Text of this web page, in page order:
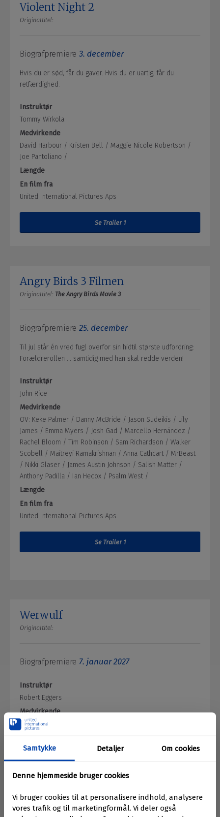
Violent Night 2
Originaltitel:
Biografpremiere 3. december
Hvis du er sød, får du gaver. Hvis du er uartig, får du
retfærdighed.
Instruktør
Tommy Wirkola
Medvirkende
David Harbour / Kristen Bell / Maggie Nicole Robertson /
Joe Pantoliano /
Længde
En film fra
United International Pictures Aps
Se Trailer 1
Angry Birds 3 Filmen
Originaltitel: The Angry Birds Movie 3
Biografpremiere 25. december
Til jul står én vred fugl overfor sin hidtil største udfordring:
Forældrerollen … samtidig med han skal redde verden!
Instruktør
John Rice
Medvirkende
OV: Keke Palmer / Danny McBride / Jason Sudeikis / Lily
James / Emma Myers / Josh Gad / Marcello Hernández /
Rachel Bloom / Tim Robinson / Sam Richardson / Walker
Scobell / Maitreyi Ramakrishnan / Anna Cathcart / MrBeast
/ Nikki Glaser / James Austin Johnson / Salish Matter /
Anthony Padilla / Ian Hecox / Psalm West /
Længde
En film fra
United International Pictures Aps
Se Trailer 1
Werwulf
Originaltitel:
Biografpremiere 7. januar 2027
Instruktør
Robert Eggers
Medvirkende
Aaron Taylor-Johnson /
Længde
En film fra
United International Pictures Aps
Se Trailer 1